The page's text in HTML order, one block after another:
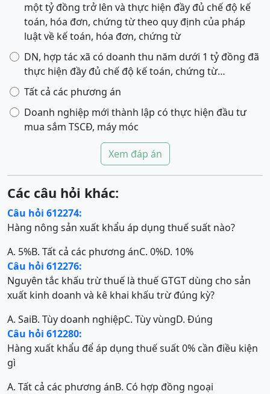
một tỷ đồng trở lên và thực hiện đầy đủ chế độ kế
toán, hóa đơn, chứng từ theo quy định của pháp
luật về kế toán, hóa đơn, chứng từ
DN, hợp tác xã có doanh thu năm dưới 1 tỷ đồng đã
thực hiện đầy đủ chế độ kế toán, chứng từ…
Tất cả các phương án
Doanh nghiệp mới thành lập có thực hiện đầu tư
mua sắm TSCĐ, máy móc
Xem đáp án
Các câu hỏi khác:
Câu hỏi 612274:
Hàng nông sản xuất khẩu áp dụng thuế suất nào?
A. 5%B. Tất cả các phương ánC. 0%D. 10%
Câu hỏi 612276:
Nguyên tắc khấu trừ thuế là thuế GTGT dùng cho sản
xuất kinh doanh và kê khai khấu trừ đúng kỳ?
A. SaiB. Tùy doanh nghiệpC. Tùy vùngD. Đúng
Câu hỏi 612280:
Hàng xuất khẩu để áp dụng thuế suất 0% cần điều kiện
gì
A. Tất cả các phương ánB. Có hợp đồng ngoại